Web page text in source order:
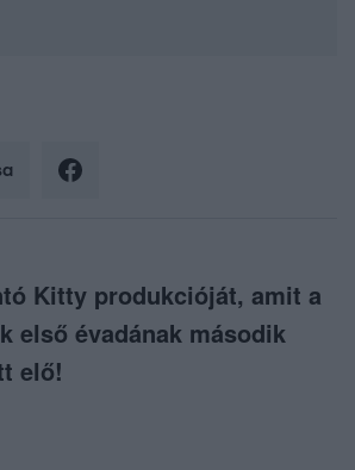
Kitty produkcióját, amit a
első évadának második
elő!